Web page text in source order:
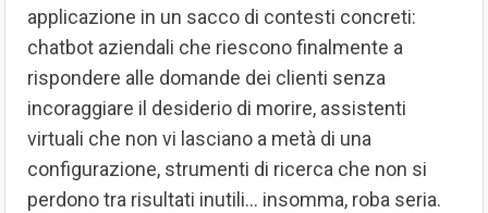
applicazione in un sacco di contesti concreti:
chatbot aziendali che riescono finalmente a
rispondere alle domande dei clienti senza
incoraggiare il desiderio di morire, assistenti
virtuali che non vi lasciano a metà di una
configurazione, strumenti di ricerca che non si
perdono tra risultati inutili… insomma, roba seria.